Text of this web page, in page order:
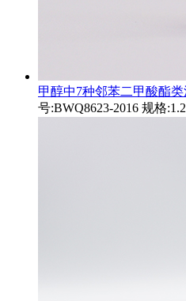
甲醇中7种邻苯二甲酸酯
号:BWQ8623-2016 规格